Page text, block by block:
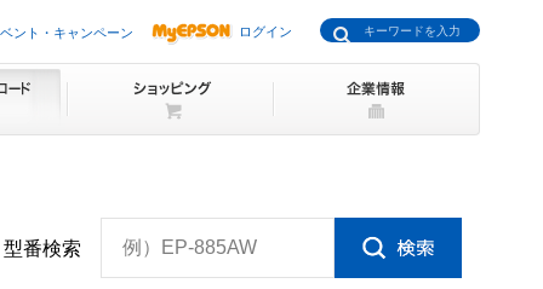
ント・キャンペーン ログイン
型番検索 例）EP-885AW